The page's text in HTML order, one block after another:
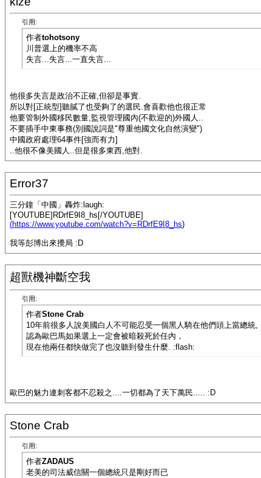
引用:
作者tohotsony
川普選上的機率不高
失言...失言...一直失言...
他很多失言是政治不正確,但卻是事實.
所以對[正統型]聽膩了也受夠了的選民.會喜歡他也很正常
他要管制外國移民數量,監視管理國內(不歡迎的)外國人..
不要插手中東事務(別國說詞是"尊重他國文化自然演變")
中國政府處理64事件[強而有力]
..他很不像美國人..但是很多東西,他對.
Error37
三分鐘「中國」轟炸:laugh:
[YOUTUBE]RDrfE9I8_hs[/YOUTUBE]
(https://www.youtube.com/watch?v=RDrfE9I8_hs)
我等彭博出來攪局 :D
超獸機神斷空我
引用:
作者Stone Crab
10年前很多人說美國白人不可能忍受一個黑人騎在他們頭上當總統,
認為歐巴馬如果選上一定會被暗殺死於任內，
現在他兩任都快做完了也沒聽到發生什麼. :flash:
歐巴的魅力連刺客都不忍殺之....一切都為了天下萬民..... :D
Stone Crab
引用:
作者ZADAUS
老美的司法威信關一個總統只是剛好而已